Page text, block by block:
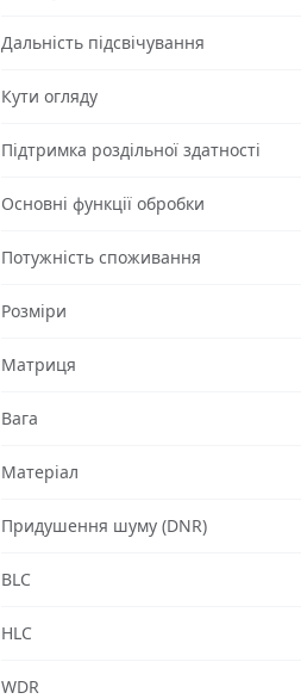
Дальність підсвічування
Кути огляду
Підтримка роздільної здатності
Основні функції обробки
Потужність споживання
Розміри
Матриця
Вага
Матеріал
Придушення шуму (DNR)
BLC
HLC
WDR